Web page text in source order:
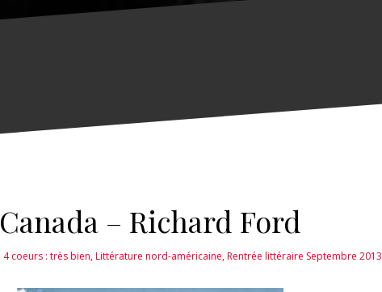
Canada – Richard Ford
4 coeurs : très bien,Littérature nord-américaine,Rentrée littéraire Septembre 2013